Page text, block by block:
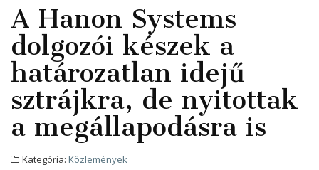
A Hanon Systems
dolgozói készek a
határozatlan idejű
sztrájkra, de nyitottak
a megállapodásra is
Kategória: Közlemények